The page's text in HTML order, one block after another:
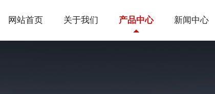
网站首页 关于我们 产品中心 新闻中心